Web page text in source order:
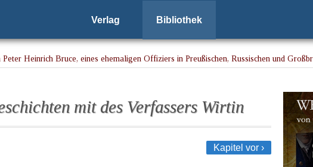
Verlag Bibliothek
Heinrich Bruce, eines ehemaligen Offiziers in Preußischen, Russischen und
mit des Verfassers Wirtin
Kapitel vor ›